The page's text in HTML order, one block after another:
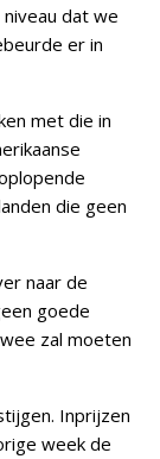
dat we
er in
met die in
die geen
naar de
goede
zal moeten
Inprijzen
week de